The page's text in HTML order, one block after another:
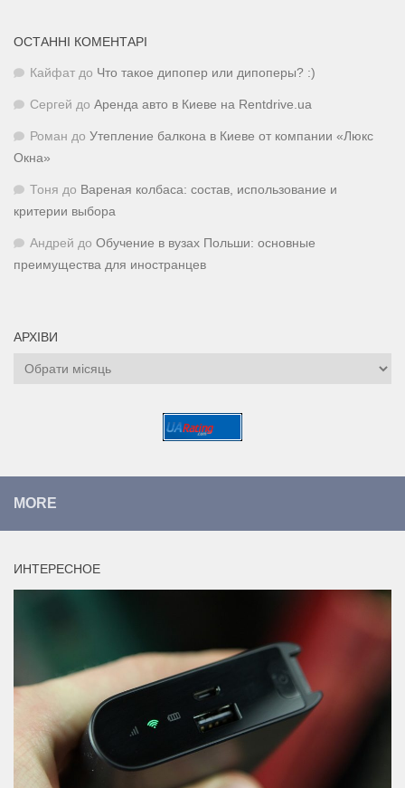
ОСТАННІ КОМЕНТАРІ
Кайфат до Что такое дипопер или дипоперы? :)
Сергей до Аренда авто в Киеве на Rentdrive.ua
Роман до Утепление балкона в Киеве от компании «Люкс
Окна»
Тоня до Вареная колбаса: состав, использование и
критерии выбора
Андрей до Обучение в вузах Польши: основные
преимущества для иностранцев
АРХІВИ
Архіви
MORE
ИНТЕРЕСНОЕ